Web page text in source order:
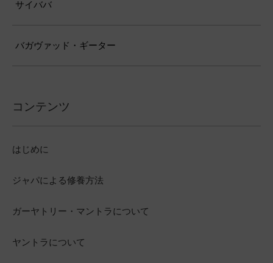
サイババ
バガヴァッド・ギーター
コンテンツ
はじめに
ジャパによる修養方法
ガーヤトリー・マントラについて
ヤントラについて